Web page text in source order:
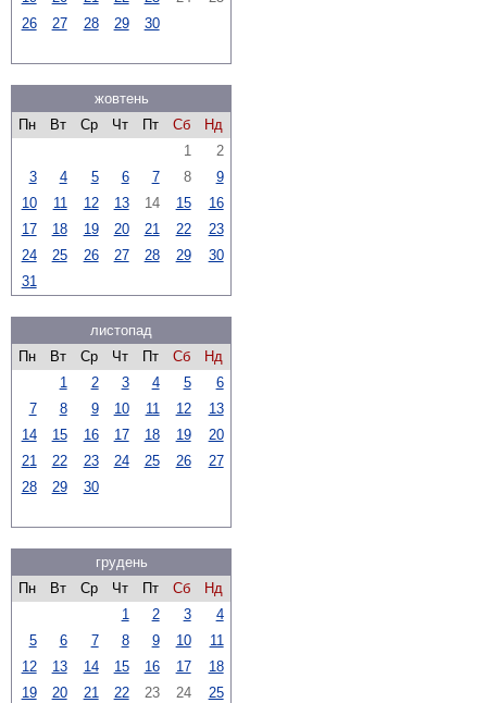
26
27 28 29 30
жовтень
Пн
Вт Ср Чт Пт Сб
Нд
1
2
3
4 5 6 7 8
9
10
11 12 13 14 15
16
17
18 19 20 21 22
23
24
25 26 27 28 29
30
31
листопад
Пн
Вт Ср Чт Пт Сб
Нд
1
2 3 4 5
6
7
8 9 10 11 12
13
14
15 16 17 18 19
20
21
22 23 24 25 26
27
28
29 30
грудень
Пн
Вт Ср Чт Пт Сб
Нд
1
2 3
4
5
6 7 8 9 10
11
12
13 14 15 16 17
18
19
20 21 22 23 24
25